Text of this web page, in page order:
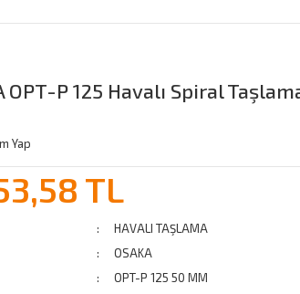
OPT-P 125 Havalı Spiral
Yap
TL
HAVALI TAŞLAMA
OSAKA
OPT-P 125 50 MM